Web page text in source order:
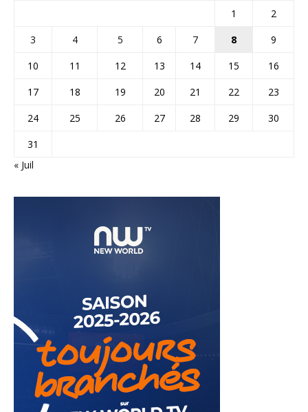
1
2
3
4 5 6 7 8
9
10
11 12 13 14 15
16
17
18 19 20 21 22
23
24
25 26 27 28 29
30
31
« Juil